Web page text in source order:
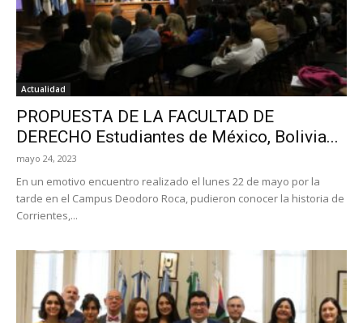
Actualidad
PROPUESTA DE LA FACULTAD DE
DERECHO Estudiantes de México, Bolivia...
mayo 24, 2023
En un emotivo encuentro realizado el lunes 22 de mayo por la
tarde en el Campus Deodoro Roca, pudieron conocer la historia de
Corrientes,...